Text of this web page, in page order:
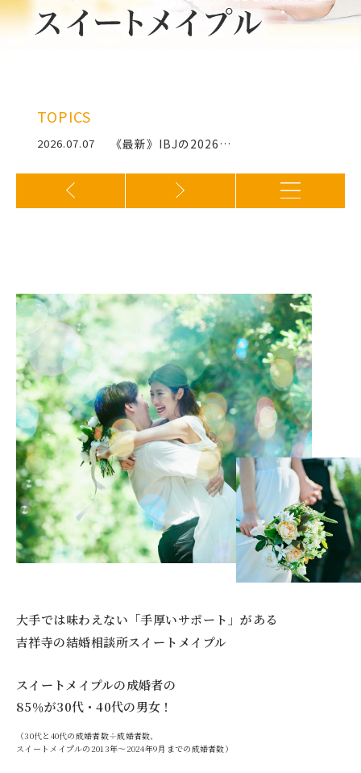
TOPICS
2026.07.07 《最新》IBJの2026…
2026.07.18 IBJ会員数11万名突破…
大手では味わえない「手厚いサポート」がある
吉祥寺の結婚相談所スイートメイプル
スイートメイプルの成婚者の
85％が30代・40代の男女！
（30代と40代の成婚者数÷成婚者数、
スイートメイプルの2013年～2024年9月までの成婚者数）